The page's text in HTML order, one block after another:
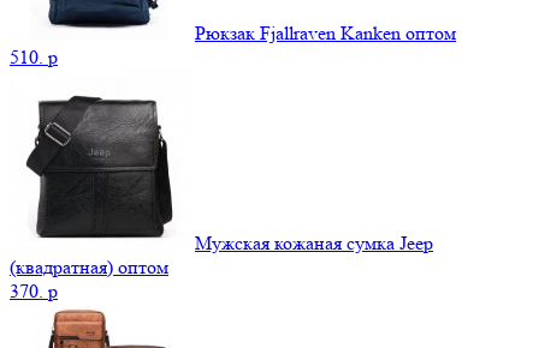
Рюкзак Fjallraven Kanken оптом
510. p
Мужская кожаная сумка Jeep
(квадратная) оптом
370. p